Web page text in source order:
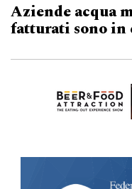
Aziende acqua
fatturati sono in